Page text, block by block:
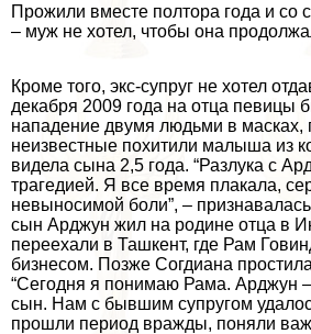
Прожили вместе полтора года и со
– муж не хотел, чтобы она
Кроме того, экс-супруг не хотел
декабря 2009 года на отца певицы
нападение двумя людьми в масках,
неизвестные похитили малыша из
видела сына 2,5 года. “Разлука с
трагедией. Я все время плакала,
невыносимой боли”, –
сын Арджун жил на родине отца в
переехали в Ташкент, где Рам
бизнесом. Позже Согдиана
“Сегодня я понимаю Рама. Арджун
сын. Нам с бывшим супругом
прошли период вражды, поняли